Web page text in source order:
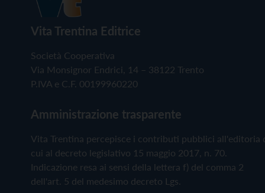
Vita Trentina Editrice
Società Cooperativa
Via Monsignor Endrici, 14 – 38122 Trento
P.IVA e C.F. 00199960220
Amministrazione trasparente
Vita Trentina percepisce i contributi pubblici all'editoria
cui al decreto legislativo 15 maggio 2017, n. 70.
Indicazione resa ai sensi della lettera f) del comma 2
dell'art. 5 del medesimo decreto Lgs.